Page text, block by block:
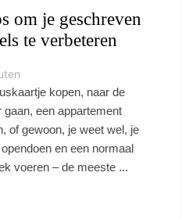
om je geschreven
te verbeteren
kopen, naar de
gaan, een appartement
of gewoon, je weet wel, je
en een normaal
voeren – de meeste ...